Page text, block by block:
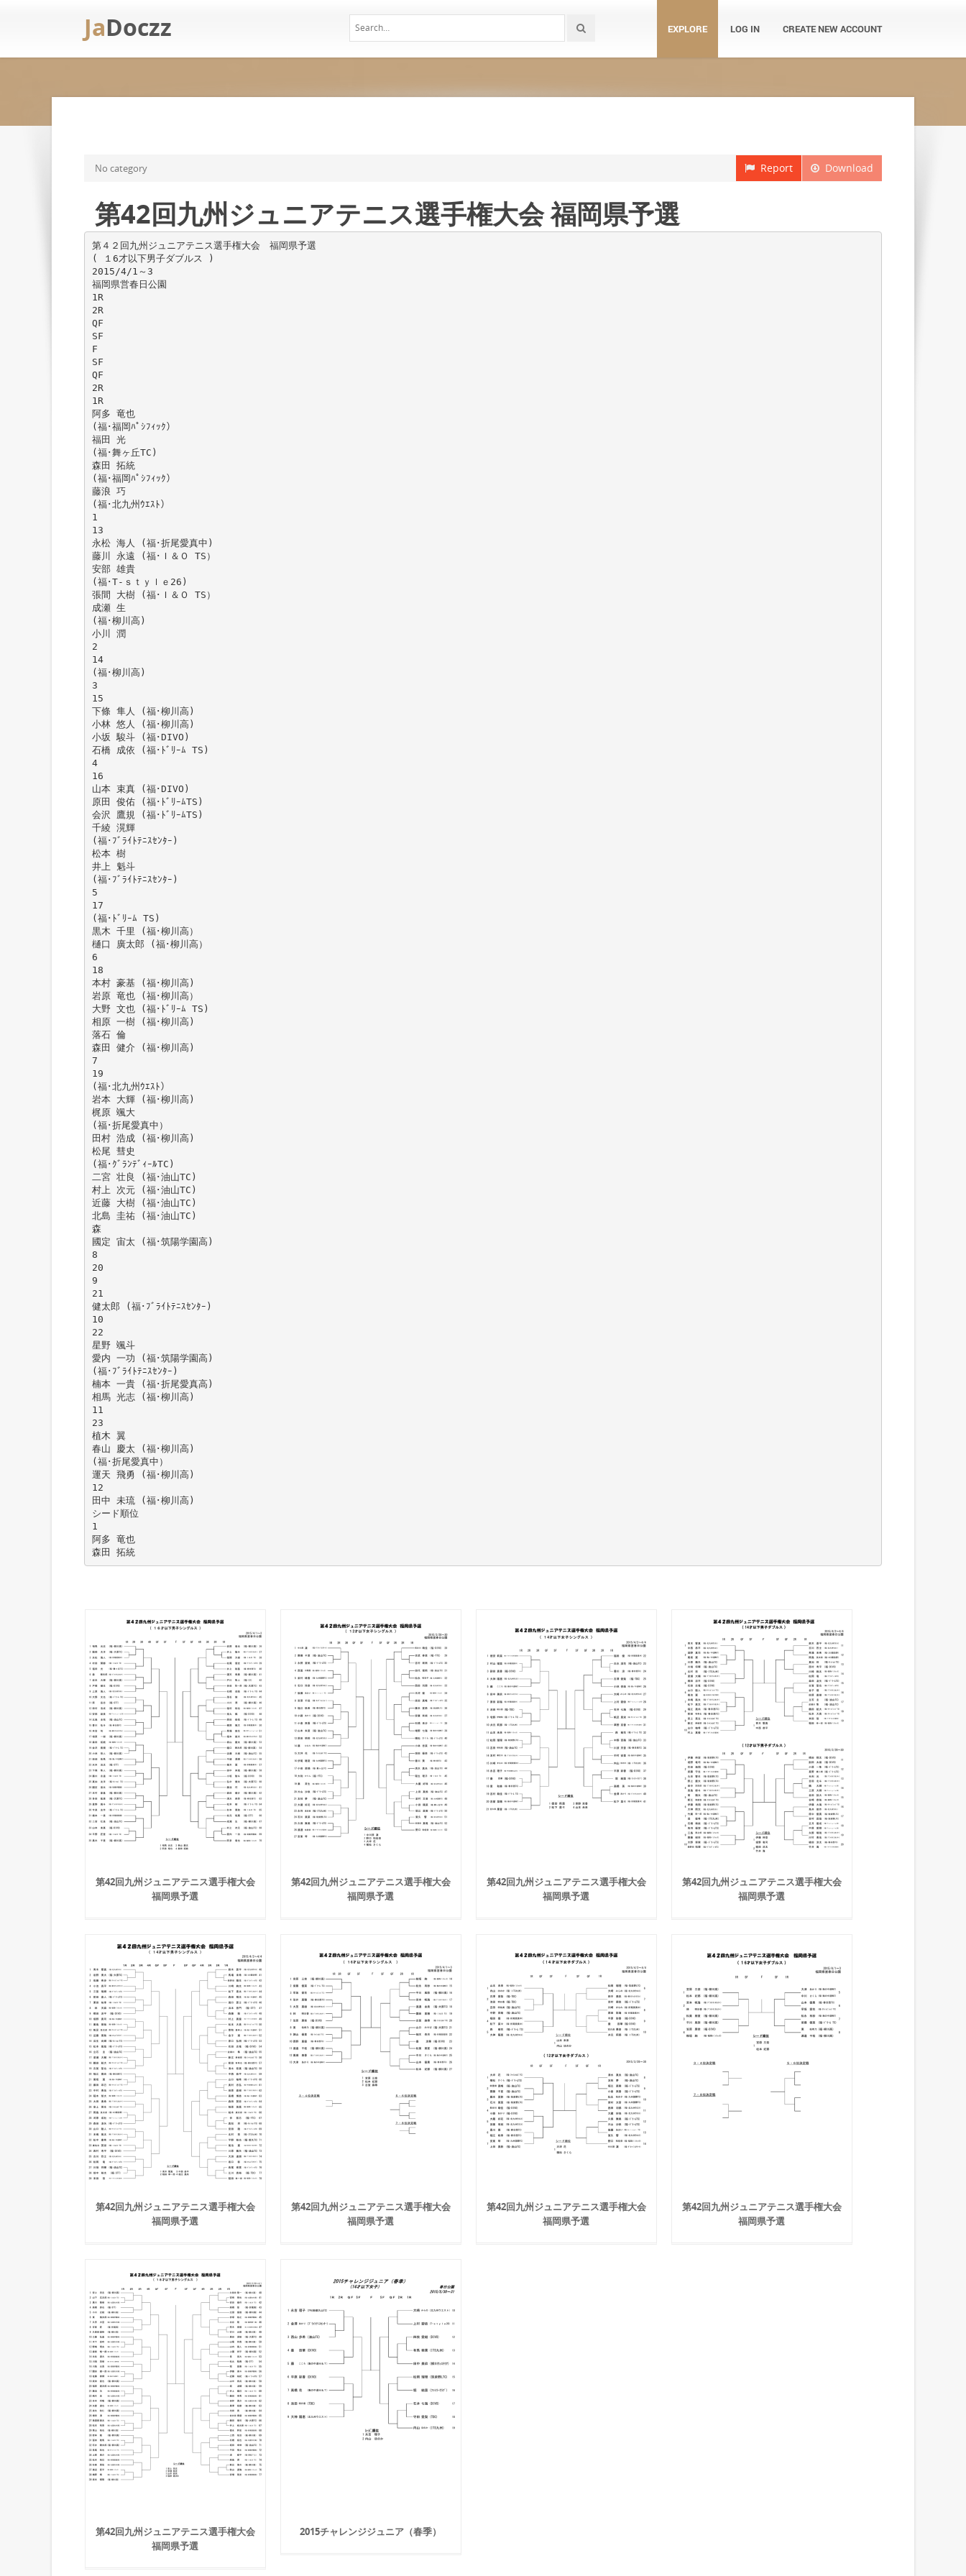
JaDoczz EXPLORE LOG IN CREATE NEW ACCOUNT
Download
Report
No category
第42回九州ジュニアテニス選手権大会 福岡県予選
第４２回九州ジュニアテニス選手権大会 福岡県予選
( １6才以下男子ダブルス )
2015/4/1～3
福岡県営春日公園
1R
2R
QF
SF
F
SF
QF
2R
1R
阿多 竜也
(福･福岡ﾊﾟｼﾌｨｯｸ）
福田 光
(福･舞ヶ丘TC)
森田 拓統
(福･福岡ﾊﾟｼﾌｨｯｸ）
藤浪 巧
(福･北九州ｳｴｽﾄ）
1
13
永松 海人 (福･折尾愛真中)
藤川 永遠 (福･Ｉ＆Ｏ TS）
安部 雄貴
(福･T-ｓｔｙｌｅ26)
張間 大樹 (福･Ｉ＆Ｏ TS）
成瀬 生
(福･柳川高)
小川 潤
2
14
(福･柳川高)
3
15
下條 隼人 (福･柳川高)
小林 悠人 (福･柳川高)
小坂 駿斗 (福･DIVO)
石橋 成依 (福･ﾄﾞﾘｰﾑ TS)
4
16
山本 束真 (福･DIVO)
原田 俊佑 (福･ﾄﾞﾘｰﾑTS)
会沢 鷹規 (福･ﾄﾞﾘｰﾑTS)
千綾 滉輝
(福･ﾌﾞﾗｲﾄﾃﾆｽｾﾝﾀｰ)
松本 樹
井上 魁斗
(福･ﾌﾞﾗｲﾄﾃﾆｽｾﾝﾀｰ)
5
17
(福･ﾄﾞﾘｰﾑ TS)
黒木 千里 (福･柳川高）
樋口 廣太郎 (福･柳川高）
6
18
本村 豪基 (福･柳川高)
岩原 竜也 (福･柳川高）
大野 文也 (福･ﾄﾞﾘｰﾑ TS)
相原 一樹 (福･柳川高)
落石 倫
森田 健介 (福･柳川高)
7
19
(福･北九州ｳｴｽﾄ）
岩本 大輝 (福･柳川高)
梶原 颯大
(福･折尾愛真中）
田村 浩成 (福･柳川高)
松尾 彗史
(福･ｸﾞﾗﾝﾃﾞｨｰﾙTC)
二宮 壮良 (福･油山TC)
村上 次元 (福･油山TC)
近藤 大樹 (福･油山TC)
北島 圭祐 (福･油山TC)
森
國定 宙太 (福･筑陽学園高)
8
20
9
21
健太郎 (福･ﾌﾞﾗｲﾄﾃﾆｽｾﾝﾀｰ)
10
22
星野 颯斗
愛内 一功 (福･筑陽学園高)
(福･ﾌﾞﾗｲﾄﾃﾆｽｾﾝﾀｰ)
楠本 一貴 (福･折尾愛真高)
相馬 光志 (福･柳川高)
11
23
植木 翼
春山 慶太 (福･柳川高)
(福･折尾愛真中）
運天 飛勇 (福･柳川高)
12
田中 未琉 (福･柳川高)
シード順位
1
阿多 竜也
森田 拓統
第42回九州ジュニアテニス選手権大会
福岡県予選
第42回九州ジュニアテニス選手権大会
福岡県予選
第42回九州ジュニアテニス選手権大会
福岡県予選
第42回九州ジュニアテニス選手権大会
福岡県予選
第42回九州ジュニアテニス選手権大会
福岡県予選
第42回九州ジュニアテニス選手権大会
福岡県予選
第42回九州ジュニアテニス選手権大会
福岡県予選
第42回九州ジュニアテニス選手権大会
福岡県予選
第42回九州ジュニアテニス選手権大会
福岡県予選
2015チャレンジジュニア（春季）